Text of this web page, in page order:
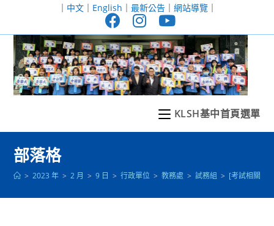
至
｜ 中文｜ English ｜ 最新公告｜ 網站導覽｜
KLSH基中首頁選單
部落格
> 2023 年 > 2 月 > 9 日 > 行政單位 > 教務處 > 試務組 > [考試相關